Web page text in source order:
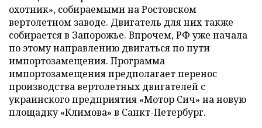
охотник», собираемыми на Ростовском
вертолетном заводе. Двигатель для них также
собирается в Запорожье. Впрочем, РФ уже начала
по этому направлению двигаться по пути
импортозамещения. Программа
импортозамещения предполагает перенос
производства вертолетных двигателей с
украинского предприятия «Мотор Сич» на новую
площадку «Климова» в Санкт-Петербург.